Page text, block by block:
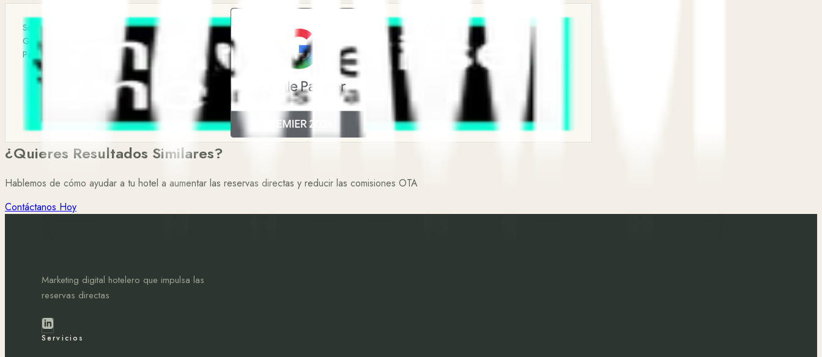
Socio oficial de Marketise Me, oficialmente
Google Premier Partner y Meta Business
Partner
¿Quieres Resultados Similares?
Hablemos de cómo ayudar a tu hotel a aumentar las reservas directas y reducir las comisiones OTA
Contáctanos Hoy
Marketing digital hotelero que impulsa las
reservas directas
Servicios